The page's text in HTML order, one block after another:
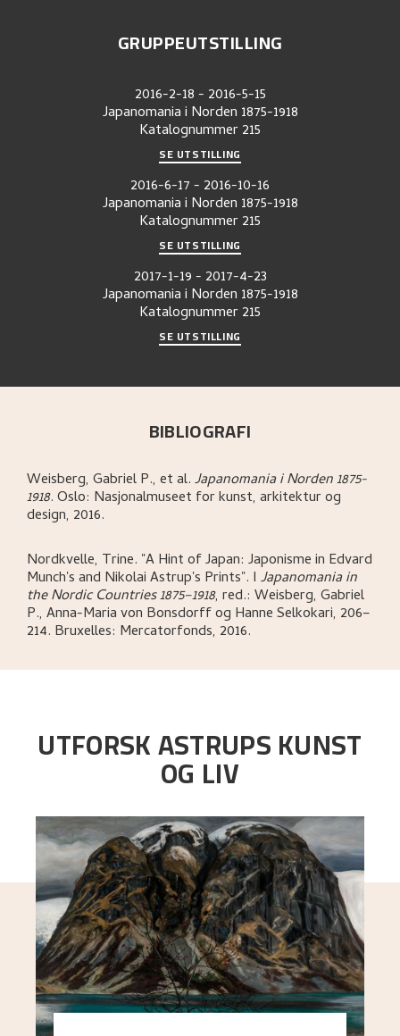
GRUPPEUTSTILLING
2016-2-18- 2016-5-15
Japanomania i Norden 1875-1918
Katalognummer215
SE UTSTILLING
2016-6-17- 2016-10-16
Japanomania i Norden 1875-1918
Katalognummer215
SE UTSTILLING
2017-1-19- 2017-4-23
Japanomania i Norden 1875-1918
Katalognummer215
SE UTSTILLING
BIBLIOGRAFI
Weisberg, Gabriel P., et al.Japanomania i Norden 1875-
1918.Oslo: Nasjonalmuseet for kunst, arkitektur og
design, 2016.
Nordkvelle, Trine. "A Hint of Japan: Japonisme in Edvard
Munch's and Nikolai Astrup's Prints". I Japanomania in
the Nordic Countries 1875–1918, red.: Weisberg, Gabriel
P., Anna-Maria von Bonsdorff og Hanne Selkokari, 206–
214. Bruxelles: Mercatorfonds, 2016.
UTFORSK ASTRUPS KUNST
OG LIV